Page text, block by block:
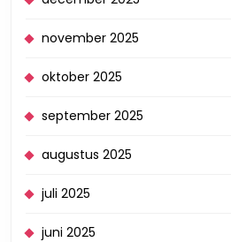
november 2025
oktober 2025
september 2025
augustus 2025
juli 2025
juni 2025